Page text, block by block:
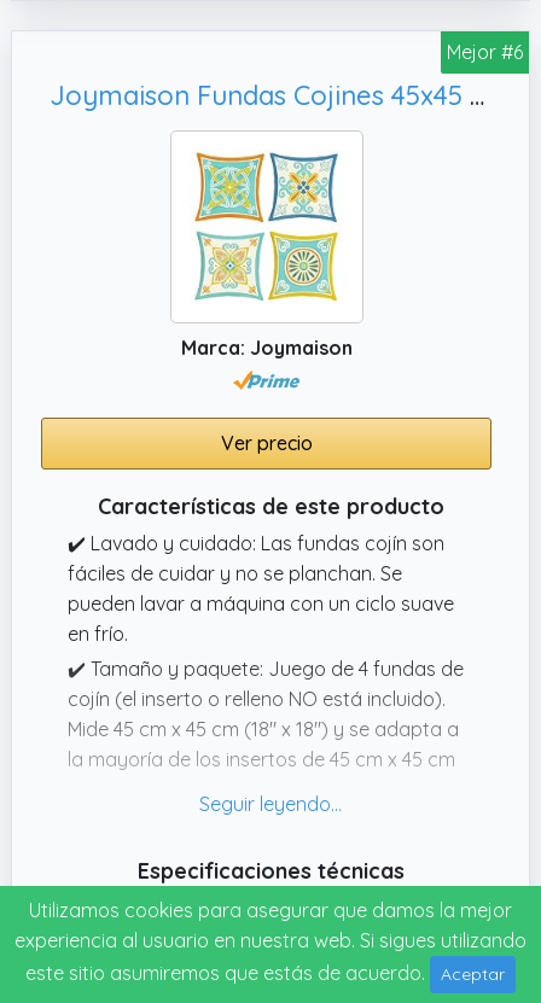
Mejor #6
Joymaison Fundas Cojines 45x45 Juego de 4 Funda de Almohada Flor Mediterránea Cojines Fundas Floral Geométrico Mandala Marroquí Cojine Decorativas para Sofá Salón Silla
Marca: Joymaison
Ver precio
Características de este producto
✔️ Lavado y cuidado: Las fundas cojín son
fáciles de cuidar y no se planchan. Se
pueden lavar a máquina con un ciclo suave
en frío.
✔️ Tamaño y paquete: Juego de 4 fundas de
cojín (el inserto o relleno NO está incluido).
Mide 45 cm x 45 cm (18" x 18") y se adapta a
la mayoría de los insertos de 45 cm x 45 cm
sea perfecta, elegante y adecuada para la
vida diaria.
✔️ Material: Hecho de lino de poliéster de alta
calidad, sin olor peculiar, cómodo y suave al
Especificaciones técnicas
Modelo
JMS-E7-0107
Longitud
Utilizamos cookies para asegurar que damos la mejor
experiencia al usuario en nuestra web. Si sigues utilizando
este sitio asumiremos que estás de acuerdo.
Aceptar